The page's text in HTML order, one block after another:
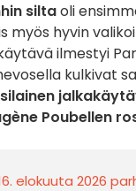
siltaoli
myös hyvin
ilmestyi
kulkivat
Poubellen
elokuuta 2026